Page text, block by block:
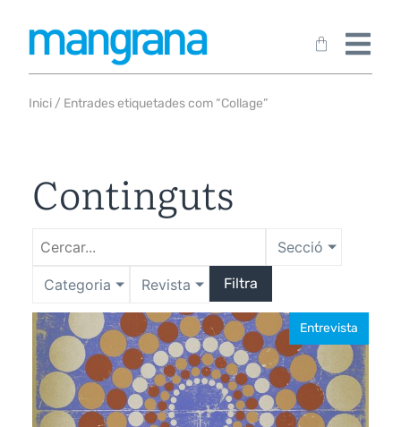
Inici / Entrades etiquetades com “Collage”
Continguts
Secció
Categoria Revista Filtra
Entrevista